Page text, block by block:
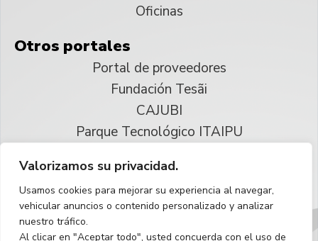
Valorizamos su privacidad.
Usamos cookies para mejorar su experiencia al navegar,
vehicular anuncios o contenido personalizado y analizar
nuestro tráfico.
Al clicar en "Aceptar todo", usted concuerda con el uso de
Oficinas
Otros portales
Portal de proveedores
Fundación Tesãi
CAJUBI
Parque Tecnológico ITAIPU
Reservados todos los derechos
Español